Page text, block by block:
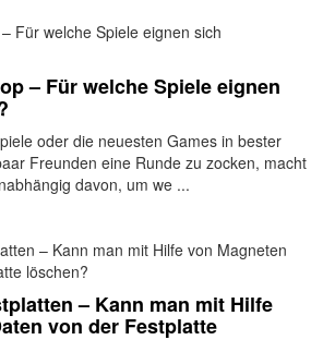
– Für welche Spiele eignen
oder die neuesten Games in bester
Freunden eine Runde zu zocken, macht
davon, um we ...
– Kann man mit Hilfe
von der Festplatte